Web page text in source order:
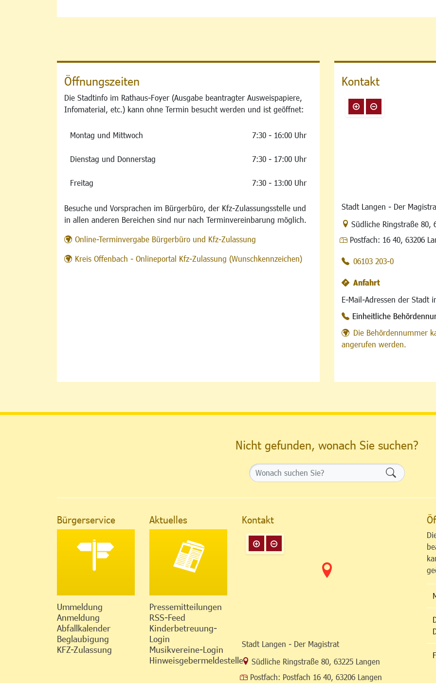
Öffnungszeiten
Die Stadtinfo im Rathaus-Foyer (Ausgabe beantragter Ausweispapiere,
Infomaterial, etc.) kann ohne Termin besucht werden und ist geöffnet:
Montag und Mittwoch 7:30 - 16:00 Uhr
Dienstag und Donnerstag 7:30 - 17:00 Uhr
Freitag 7:30 - 13:00 Uhr
Besuche und Vorsprachen im Bürgerbüro, der Kfz-Zulassungsstelle und
in allen anderen Bereichen sind nur nach Terminvereinbarung möglich.
Online-Terminvergabe Bürgerbüro und Kfz-Zulassung
Kreis Offenbach - Onlineportal Kfz-Zulassung (Wunschkennzeichen)
Kontakt
Stadt Langen - Der
Link zur Google-Maps
Südliche Ringstraße 80,
Postfach: 16 40, 63206
06103 203-0
Anfahrt
E-Mail-Adressen der Stadt
Einheitliche
Die Behördennummer
angerufen werden.
Nicht gefunden, wonach Sie suchen?
Bürgerservice
Ummeldung
Anmeldung
Abfallkalender
Beglaubigung
KFZ-Zulassung
Aktuelles
Pressemitteilungen
RSS-Feed
Kinderbetreuung-
Login
Musikvereine-Login
Hinweisgebermeldestelle
Kontakt
Stadt Langen - Der Magistrat
Link zur Google-Maps Navigation
Südliche Ringstraße 80 63225 Langen
Postfach: Postfach 16 40, 63206 Langen